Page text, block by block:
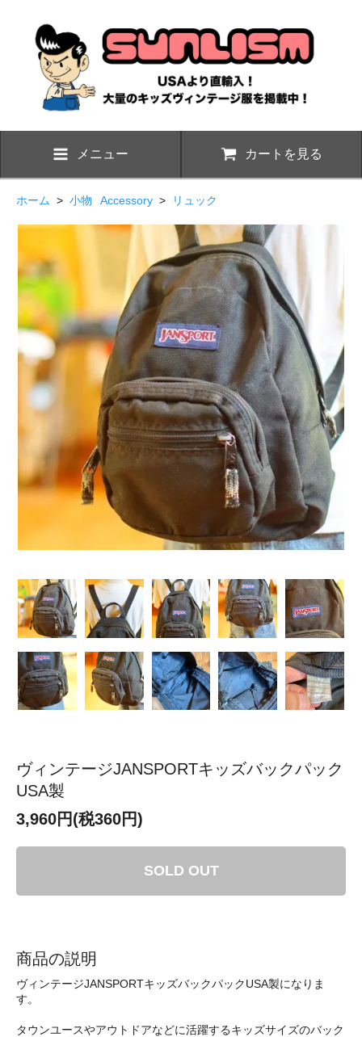
メニュー カートを見る
ホーム > 小物 Accessory > リュック
ヴィンテージJANSPORTキッズバックパック
USA製
3,960円(税360円)
SOLD OUT
商品の説明
ヴィンテージJANSPORTキッズバックパックUSA製になりま
す。
タウンユースやアウトドアなどに活躍するキッズサイズのバック